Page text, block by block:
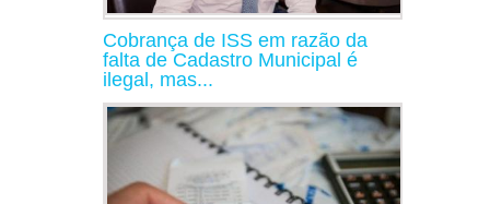
Cobrança de ISS em razão da
falta de Cadastro Municipal é
ilegal, mas...